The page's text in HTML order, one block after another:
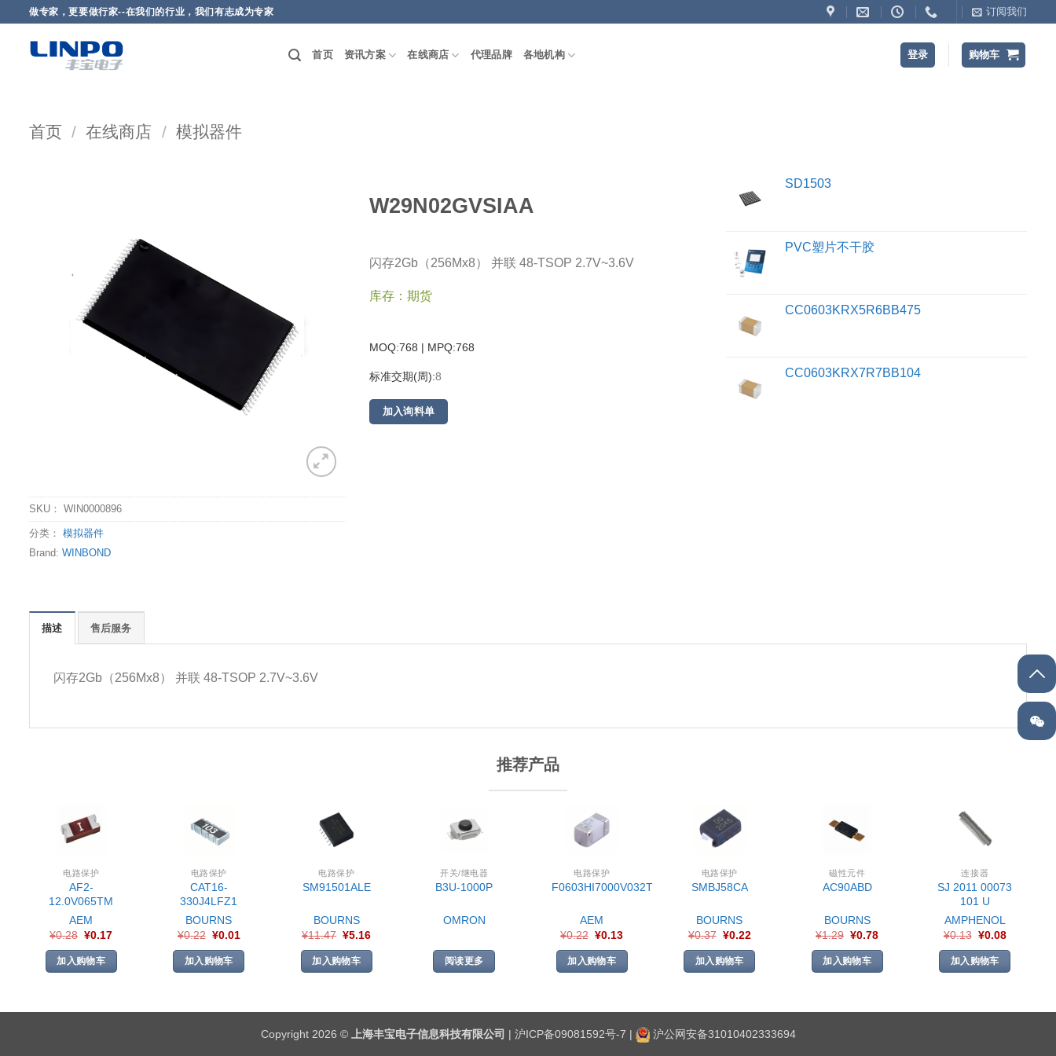
做专家，更要做行家--在我们的行业，我们有志成为专家 订阅我们
首页 资讯方案 在线商店 代理品牌 各地机构 登录 购物车
首页 / 在线商店 / 模拟器件
SKU： WIN0000896
分类： 模拟器件
Brand: WINBOND
W29N02GVSIAA
闪存2Gb（256Mx8） 并联 48-TSOP 2.7V~3.6V
库存：期货
MOQ:768 | MPQ:768
标准交期(周):8
加入询料单
SD1503
PVC塑片不干胶
CC0603KRX5R6BB475
CC0603KRX7R7BB104
描述 售后服务
闪存2Gb（256Mx8） 并联 48-TSOP 2.7V~3.6V
推荐产品
电路保护
AF2-
12.0V065TM
AEM
¥0.28 ¥0.17
加入购物车
电路保护
CAT16-
330J4LFZ1
BOURNS
¥0.22 ¥0.01
加入购物车
电路保护
SM91501ALE
BOURNS
¥11.47 ¥5.16
加入购物车
开关/继电器
B3U-1000P
OMRON
阅读更多
电路保护
F0603HI7000V032T
AEM
¥0.22 ¥0.13
加入购物车
电路保护
SMBJ58CA
BOURNS
¥0.37 ¥0.22
加入购物车
磁性元件
AC90ABD
BOURNS
¥1.29 ¥0.78
加入购物车
连接器
SJ 2011 00073
101 U
AMPHENOL
¥0.13 ¥0.08
加入购物车
Copyright 2026 © 上海丰宝电子信息科技有限公司 | 沪ICP备09081592号-7 | 沪公网安备31010402333694